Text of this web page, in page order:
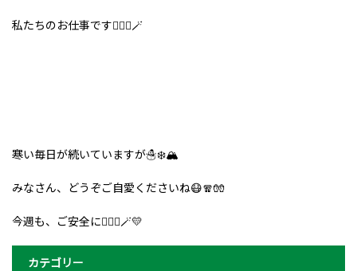
私たちのお仕事です👮🏻‍♂️🪄
寒い毎日が続いていますが☃️❄️🏔️
みなさん、どうぞご自愛くださいね😷🧣🧤
今週も、ご安全に👮🏻‍♀️🪄💛
カテゴリー